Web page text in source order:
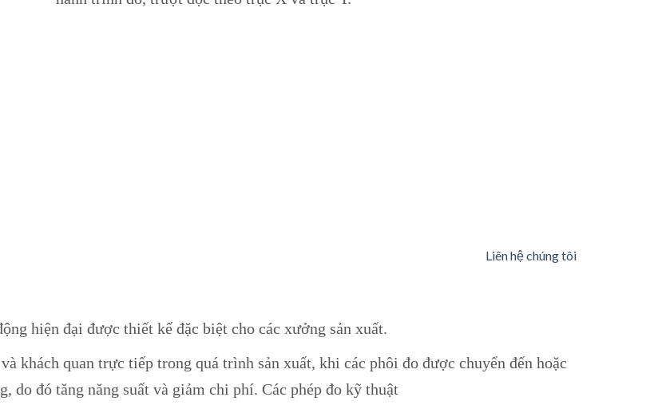
Liên hệ chúng tôi
hiện đại được thiết kế đặc biệt cho các xưởng sản xuất.
khách quan trực tiếp trong quá trình sản xuất, khi các phôi đo được chuyển đến hoặc
đó tăng năng suất và giảm chi phí. Các phép đo kỹ thuật